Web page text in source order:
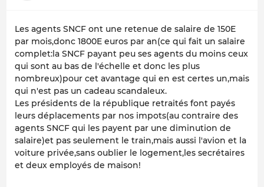
Les agents SNCF ont une retenue de salaire de 150E
par mois,donc 1800E euros par an(ce qui fait un salaire
complet:la SNCF payant peu ses agents du moins ceux
qui sont au bas de l'échelle et donc les plus
nombreux)pour cet avantage qui en est certes un,mais
qui n'est pas un cadeau scandaleux.
Les présidents de la république retraités font payés
leurs déplacements par nos impots(au contraire des
agents SNCF qui les payent par une diminution de
salaire)et pas seulement le train,mais aussi l'avion et la
voiture privée,sans oublier le logement,les secrétaires
et deux employés de maison!